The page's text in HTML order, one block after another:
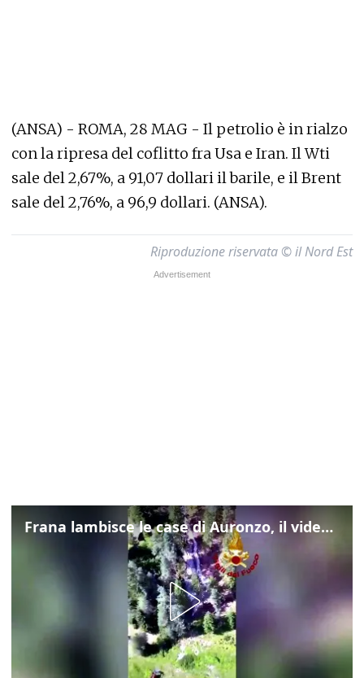
(ANSA) - ROMA, 28 MAG - Il petrolio è in rialzo
con la ripresa del coflitto fra Usa e Iran. Il Wti
sale del 2,67%, a 91,07 dollari il barile, e il Brent
sale del 2,76%, a 96,9 dollari. (ANSA).
Riproduzione riservata © il Nord Est
Frana lambisce le case di Auronzo, il video dall'elicottero dei vigili del fuoco